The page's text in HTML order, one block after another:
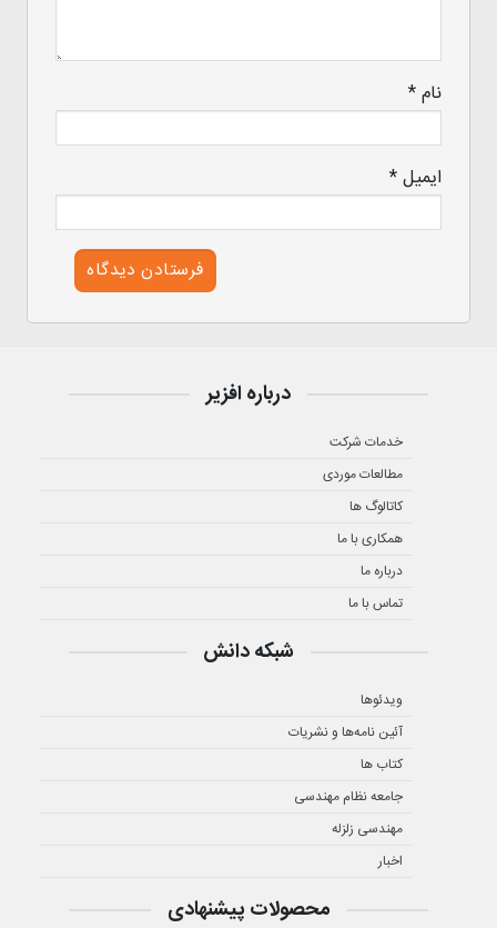
نام*
ایمیل*
درباره افزیر
خدمات شرکت
مطالعات موردی
کاتالوگ ها
همکاری با ما
درباره ما
تماس با ما
شبکه دانش
ویدئوها
آئین نامه‌ها و نشریات
کتاب ها
جامعه نظام مهندسی
مهندسی زلزله
اخبار
محصولات پیشنهادی